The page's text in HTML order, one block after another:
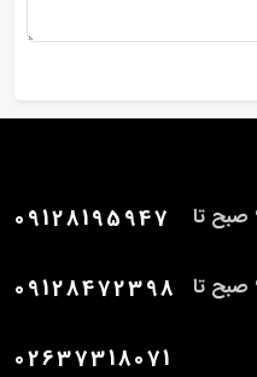
کارشناس فروش (پاسخگویی 9 صبح تا
09128195947
کارشناس فروش (پاسخگویی 9 صبح تا
09128472398
02637318071